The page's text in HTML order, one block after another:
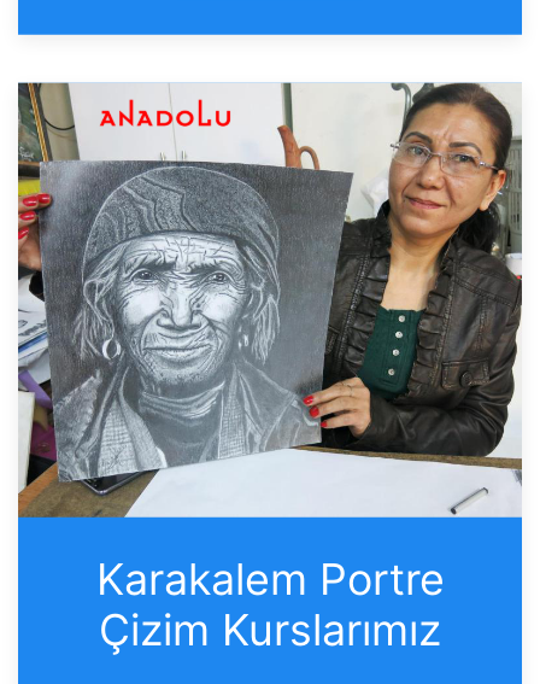
Karakalem Portre
Çizim Kurslarımız